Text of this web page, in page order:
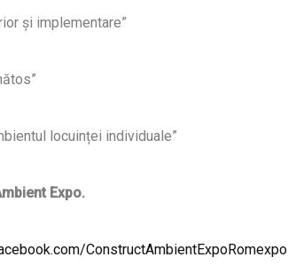
și implementare”
locuinței individuale”
Expo.
ConstructAmbientExpoRomexpo